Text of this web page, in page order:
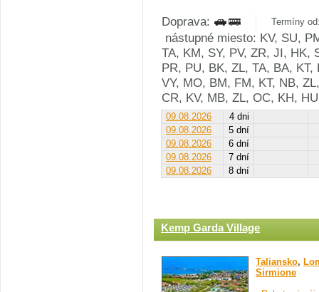
Doprava: Termíny
nástupné miesto: KV, SU,
TA, KM, SY, PV, ZR, JI, HK,
PR, PU, BK, ZL, TA, BA,
VY, MO, BM, FM, KT, NB,
CR, KV, MB, ZL, OC, KH,
09.08.2026
4 dni
09.08.2026
5 dní
09.08.2026
6 dní
09.08.2026
7 dní
09.08.2026
8 dní
Kemp Garda Village
Taliansko,
Sirmione